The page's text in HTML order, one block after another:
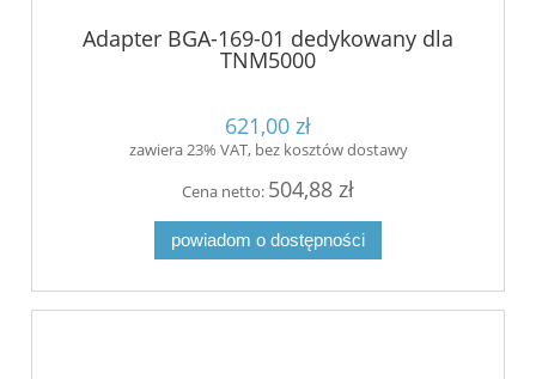
Adapter BGA-169-01 dedykowany dla
TNM5000
621,00 zł
zawiera 23% VAT, bez kosztów dostawy
Cena netto: 504,88 zł
powiadom o dostępności